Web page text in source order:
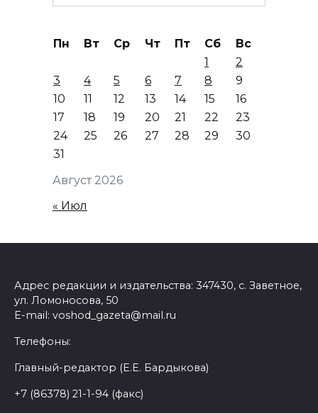
for:
Август 2026
Пн Вт Ср Чт Пт Сб
Вс
1
2
3
4 5 6 7 8
9
10
11 12 13 14 15
16
17
18 19 20 21 22
23
24
25 26 27 28 29
30
31
« Июл
Адрес редакции и издательства: 347430, с. Заветное,
ул. Ломоносова, 50
E-mail: voshod_gazeta@mail.ru
Телефоны:
Главный-редактор (Е.Е. Бардыкова)
+7 (86378) 21-1-94 (факс)